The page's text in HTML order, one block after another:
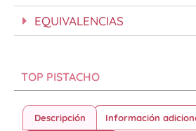
EQUIVALENCIAS
TOP PISTACHO
Descripción Información